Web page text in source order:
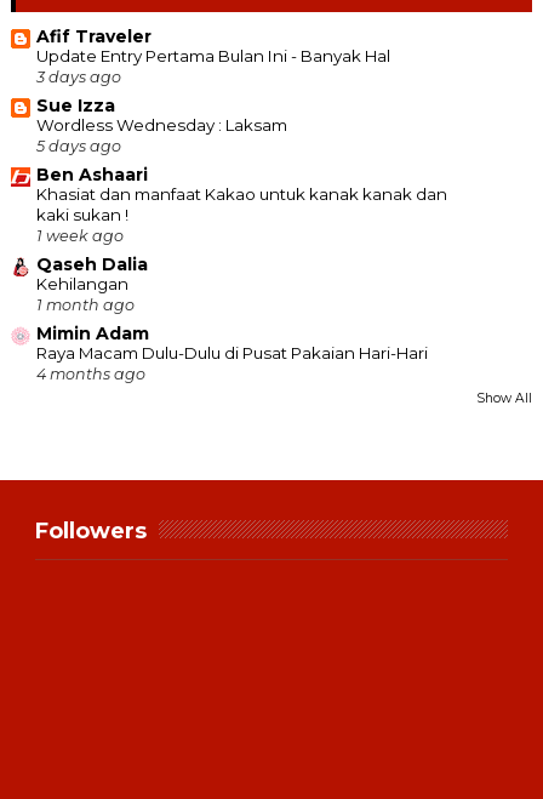
Afif Traveler
Update Entry Pertama Bulan Ini - Banyak Hal
3 days ago
Sue Izza
Wordless Wednesday : Laksam
5 days ago
Ben Ashaari
Khasiat dan manfaat Kakao untuk kanak kanak dan
kaki sukan !
1 week ago
Qaseh Dalia
Kehilangan
1 month ago
Mimin Adam
Raya Macam Dulu-Dulu di Pusat Pakaian Hari-Hari
4 months ago
Show All
Followers